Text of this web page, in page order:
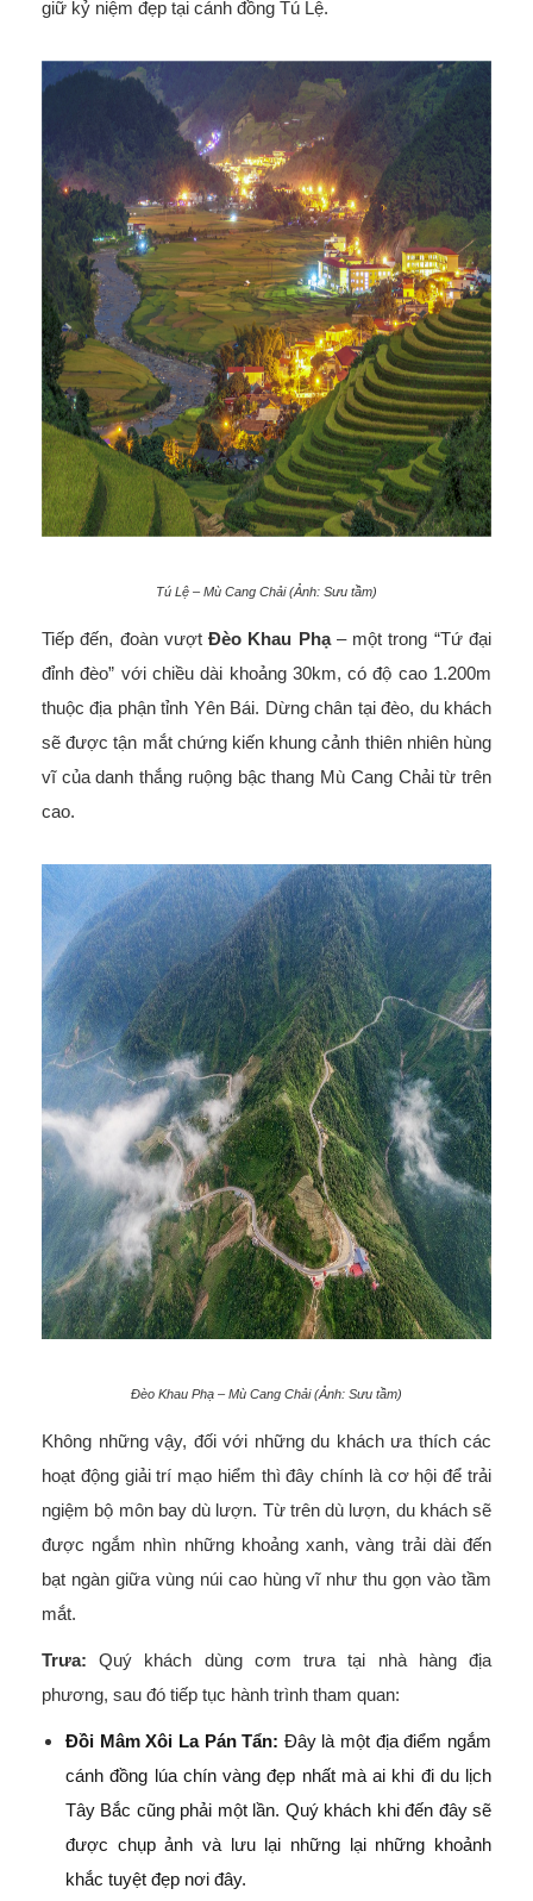
giữ kỷ niệm đẹp tại cánh đồng Tú Lệ.
Tú Lệ – Mù Cang Chải (Ảnh: Sưu tầm)
Tiếp đến, đoàn vượt Đèo Khau Phạ – một trong “Tứ đại
đỉnh đèo” với chiều dài khoảng 30km, có độ cao 1.200m
thuộc địa phận tỉnh Yên Bái. Dừng chân tại đèo, du khách
sẽ được tận mắt chứng kiến khung cảnh thiên nhiên hùng
vĩ của danh thắng ruộng bậc thang Mù Cang Chải từ trên
cao.
Đèo Khau Phạ – Mù Cang Chải (Ảnh: Sưu tầm)
Không những vậy, đối với những du khách ưa thích các
hoạt động giải trí mạo hiểm thì đây chính là cơ hội để trải
ngiệm bộ môn bay dù lượn. Từ trên dù lượn, du khách sẽ
được ngắm nhìn những khoảng xanh, vàng trải dài đến
bạt ngàn giữa vùng núi cao hùng vĩ như thu gọn vào tầm
mắt.
Trưa:
Quý khách dùng cơm trưa tại nhà hàng địa
phương, sau đó tiếp tục hành trình tham quan:
Đồi Mâm Xôi La Pán Tẩn: Đây là một địa điểm ngắm
cánh đồng lúa chín vàng đẹp nhất mà ai khi đi du lịch
Tây Bắc cũng phải một lần. Quý khách khi đến đây sẽ
được chụp ảnh và lưu lại những lại những khoảnh
khắc tuyệt đẹp nơi đây.